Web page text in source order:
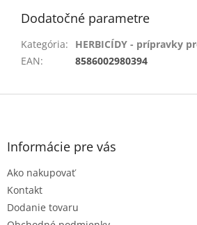
Dodatočné parametre
Kategória:
HERBICÍDY - prípravky
EAN: 8586002980394
Z
Informácie pre vás
Ako nakupovať
Kontakt
Dodanie tovaru